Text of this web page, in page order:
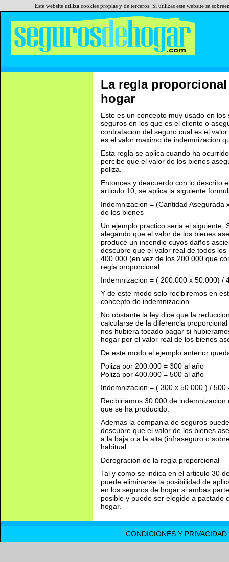
La regla
hogar
Este es un concepto muy usado en
seguros en los que es el cliente o
contratacion del seguro cual es el
es el valor maximo de indemnizacion
Esta regla se aplica cuando ha
percibe que el valor de los bienes
poliza.
Entonces y deacuerdo con lo descrito
articulo 10, se aplica la siguiente
Indemnizacion = (Cantidad Asegurada
de los bienes
Un ejemplo practico seria el siguiente;
alegando que el valor de los bienes
produce un incendio cuyos daños
descubre que el valor real de todos
400.000 (en vez de los 200.000 que
regla proporcional:
Indemnizacion = ( 200.000 x 50.000) /
Y de este modo solo recibiremos en
concepto de indemnizacion.
No obstante la ley dice que la
calcularse de la diferencia
nos hubiera tocado pagar si
hogar por el valor real de los bienes
De este modo el ejemplo anterior
Poliza por 200.000 = 300 al año
Poliza por 400.000 = 500 al año
Indemnizacion = ( 300 x 50.000 ) / 500
Recibiriamos 30.000 de
que se ha producido.
Ademas la compania de seguros
descubre que el valor de los bienes
a la baja o a la alta (infraseguro o
habitual.
Derogracion de la regla proporcional
Tal y como se indica en el articulo 30
puede eliminarse la posibilidad de
en los seguros de hogar si ambas
posible y puede ser elegido a pactado
hogar.
CONDICIONES Y PRIVACIDAD
Este website utiliza cookies propias y de terceros. Si utilizas este website se